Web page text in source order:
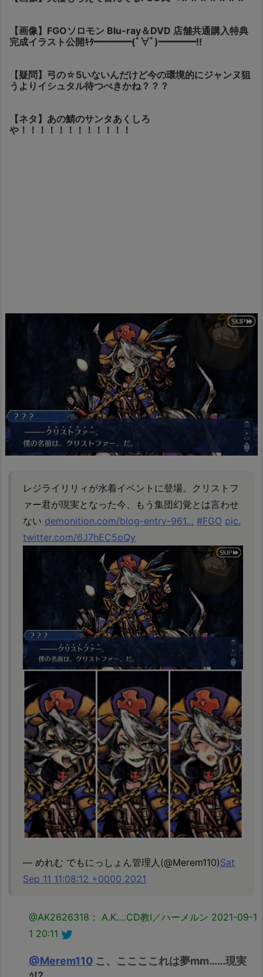
【画像】FGOソロモン Blu-ray＆DVD 店舗共通購入特典
完成イラスト公開ｷﾀ━━━━(ﾟ∀ﾟ)━━━━!!
【疑問】弓の☆5いないんだけど今の環境的にジャンヌ狙
うよりイシュタル待つべきかね？？？
【ネタ】あの鯖のサンタあくしろ
や！！！！！！！！！！！！
レジライリリィが水着イベントに登場。クリストフ
ァー君が現実となった今、もう集団幻覚とは言わせ
ない demonition.com/blog-entry-961… #FGO pic.
twitter.com/6J7hEC5pQy
— めれむ でもにっしょん管理人(@Merem110)Sat
Sep 11 11:08:12 +0000 2021
@AK2626318： A.K….CD教Ⅰ／ハーメルン 2021-09-1
1 20:11
@Merem110 こ、ここここれは夢mm……現実